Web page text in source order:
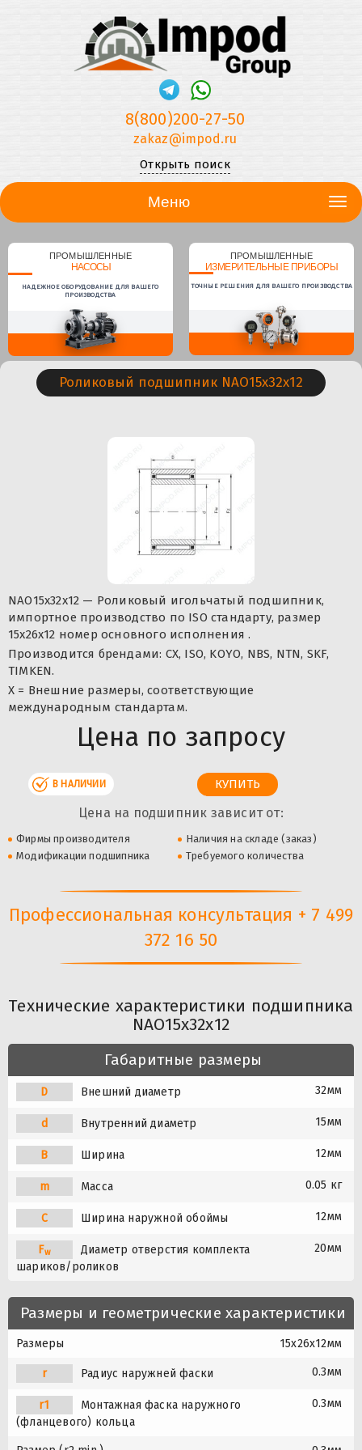
8(800)200-27-50
zakaz@impod.ru
Открыть поиск
Меню
ПРОМЫШЛЕННЫЕ
НАСОСЫ
НАДЕЖНОЕ ОБОРУДОВАНИЕ ДЛЯ ВАШЕГО
ПРОИЗВОДСТВА
ПРОМЫШЛЕННЫЕ
ИЗМЕРИТЕЛЬНЫЕ ПРИБОРЫ
ТОЧНЫЕ РЕШЕНИЯ ДЛЯ ВАШЕГО ПРОИЗВОДСТВА
Роликовый подшипник NAO15x32x12
NAO15x32x12 — Роликовый игольчатый подшипник,
импортное производство по ISO стандарту, размер
15x26x12 номер основного исполнения .
Производится брендами: CX, ISO, KOYO, NBS, NTN, SKF,
TIMKEN.
X = Внешние размеры, соответствующие
международным стандартам.
Цена по запросу
В НАЛИЧИИ
Цена на подшипник зависит от:
Фирмы производителя
Наличия на складе (заказ)
Модификации подшипника
Требуемого количества
Профессиональная консультация + 7 499
372 16 50
Технические характеристики подшипника
NAO15x32x12
Габаритные размеры
D Внешний диаметр 32мм
d Внутренний диаметр 15мм
B Ширина 12мм
m Масса 0.05 кг
C Ширина наружной обоймы 12мм
Fw
Диаметр отверстия комплекта
шариков/роликов
20мм
Размеры и геометрические характеристики
Размеры 15x26x12мм
r Радиус наружней фаски 0.3мм
r1
Монтажная фаска наружного
(фланцевого) кольца
0.3мм